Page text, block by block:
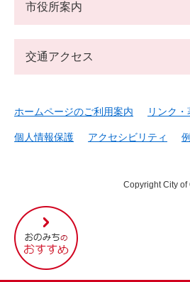
尾
道
市
の
市役所案内
交通アクセス
ホームページのご利用案内 リンク
個人情報保護 アクセシビリティ
Copyright City of